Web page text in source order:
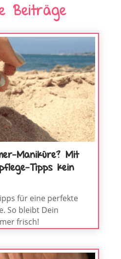
Beiträge
Maniküre? Mit
Tipps kein
für eine perfekte
So bleibt Dein
frisch!